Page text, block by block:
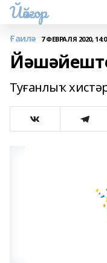
Йәйғор
Ғаилә 7 ФЕВРАЛЯ 2020,
Туғанлыҡ